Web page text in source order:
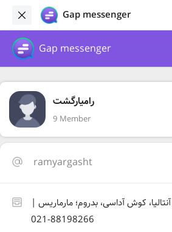
Gap messenger
Gap messenger
رامیارگشت
9 Member
ramyargasht
کوش آداسی، بدروم؛ مارماریس |
88198266-021